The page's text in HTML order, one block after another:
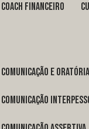
coach financeiro
comunicação e
comunicação